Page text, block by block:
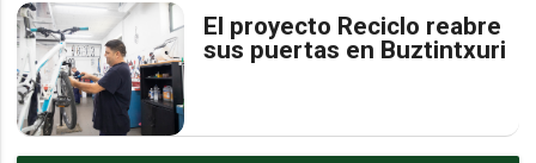
El proyecto Reciclo reabre
sus puertas en Buztintxuri